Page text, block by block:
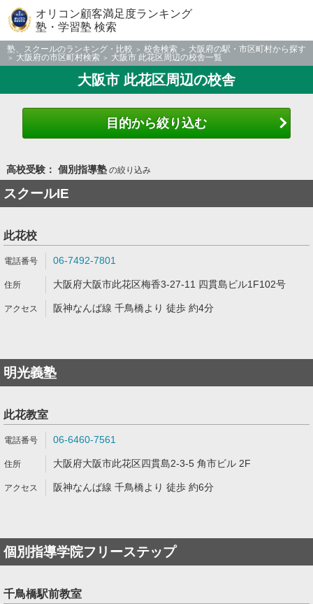
オリコン顧客満足度ランキング
塾・学習塾 検索
塾、スクールのランキング・比較 校舎検索
大阪府の駅・市区町村から探す
大阪府の市区町村検索
大阪市 此花区周辺の校舎一覧
大阪市 此花区周辺の校舎
目的から絞り込む
高校受験： 個別指導塾の絞り込み
スクールIE
此花校
06-7492-7801
大阪府大阪市此花区梅香3-27-11 四貫島ビル1F102号
阪神なんば線 千鳥橋より 徒歩 約4分
明光義塾
此花教室
06-6460-7561
大阪府大阪市此花区四貫島2-3-5 角市ビル 2F
阪神なんば線 千鳥橋より 徒歩 約6分
個別指導学院フリーステップ
千鳥橋駅前教室